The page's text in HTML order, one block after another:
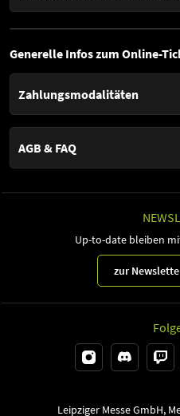
perfekte Rahmen für ein
Wichtig:Zugang zur Business
mit einem Fachbesucher:innen
weiteren Raum geben, in dem
Generelle Infos zum Online-
Zahlungsmodalitäten
Für den Online-Ticketshop
Kreditkarte
AGB & FAQ
AGB Ticketshop (PDF, 231 kB)
FAQ Ticketshop (PDF, 257 kB)
Up-to-date bleiben
zur
Leipziger Messe GmbH,